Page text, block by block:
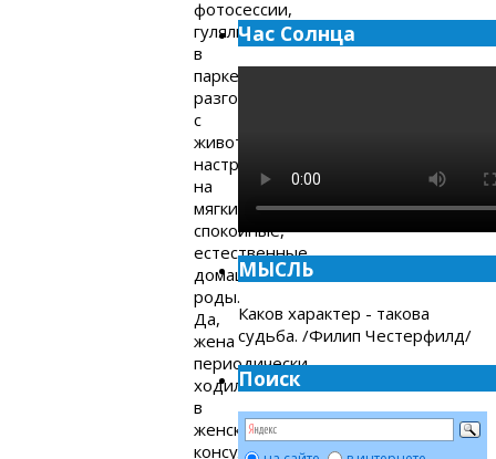
фотосессии,
гуляли
в
парке,
разговаривали
с
животиком,
настраивались
на
мягкие,
спокойные,
естественные
домашние
роды.
Да,
жена
периодически
ходила
в
женскую
консультацию
Час Солнца
МЫСЛЬ
Каков характер - такова
судьба. /Филип Честерфилд/
Поиск